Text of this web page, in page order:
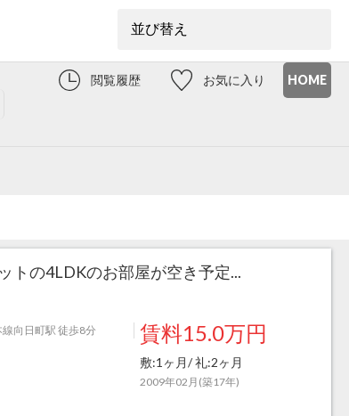
HOME
お気に入り
閲覧履歴
トの4LDKのお部屋が空き予定...
向日町駅 徒歩8分 賃料15.0万円
敷:1ヶ月/ 礼:2ヶ月
2009年02月(築17年)